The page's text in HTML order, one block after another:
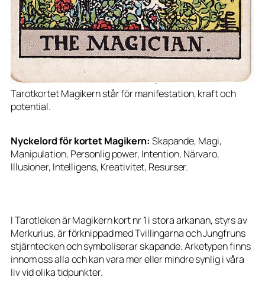
Tarotkortet Magikern står för manifestation, kraft och
potential.
Nyckelord för kortet Magikern: Skapande, Magi,
Manipulation, Personlig power, Intention, Närvaro,
Illusioner, Intelligens, Kreativitet, Resurser.
I Tarotleken är Magikern kort nr 1 i stora arkanan, styrs av
Merkurius, är förknippad med Tvillingarna och Jungfruns
stjärntecken och symboliserar skapande. Arketypen finns
innom oss alla och kan vara mer eller mindre synlig i våra
liv vid olika tidpunkter.